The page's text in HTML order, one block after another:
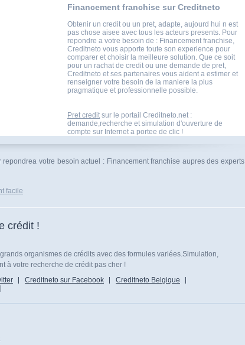
Financement franchise sur Creditneto
Obtenir un credit ou un pret, adapte, aujourd hui n est
pas chose aisee avec tous les acteurs presents. Pour
repondre a votre besoin de : Financement franchise,
Creditneto vous apporte toute son experience pour
comparer et choisir la meilleure solution. Que ce soit
pour un rachat de credit ou une demande de pret,
Creditneto et ses partenaires vous aident a estimer et
renseigner votre besoin de la maniere la plus
pragmatique et professionnelle possible.
Pret creditsur le portail Creditneto.net :
demande,recherche et simulation d'ouverture de
compte sur Internet a portee de clic !
votre besoin actuel : Financement franchise aupres des experts
facile
crédit !
organismes de crédits avec des formules variées.Simulation,
à votre recherche de crédit pas cher !
Creditneto sur Facebook
Creditneto Belgique